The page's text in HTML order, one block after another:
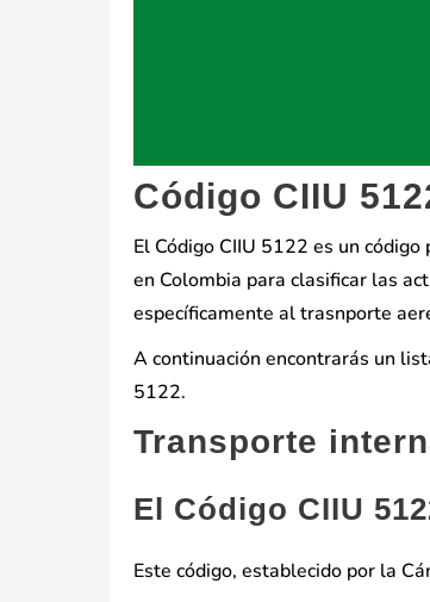
Código CIIU
El Código CIIU 5122 es un
en Colombia para clasificar las
específicamente al trasnporte
A continuación encontrarás un
5122.
Transporte
El Código CIIU
Este código, establecido por la